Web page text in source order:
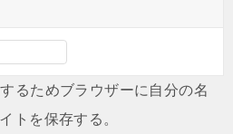
るためブラウザーに自分の名
トを保存する。